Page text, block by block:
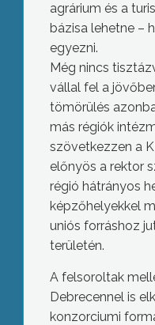
agrárium és a
bázisa lehetne –
egyezni.
Még nincs
vállal fel a
tömörülés
más régiók
szövetkezzen a
előnyös a rektor
régió hátrányos
képzőhelyekkel
uniós forráshoz
területén.
A felsoroltak
Debrecennel is
konzorciumi